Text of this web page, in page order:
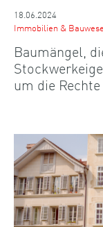
18.06.2024
Immobilien &
Baumängel,
um die